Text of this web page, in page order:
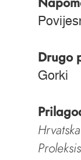
Drugo
Gorki